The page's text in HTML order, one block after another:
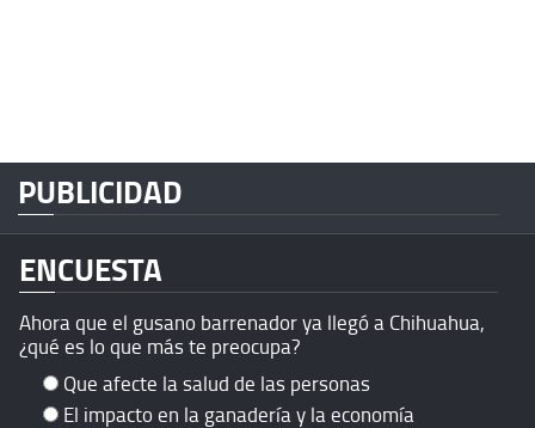
PUBLICIDAD
ENCUESTA
Ahora que el gusano barrenador ya llegó a Chihuahua,
¿qué es lo que más te preocupa?
Que afecte la salud de las personas
El impacto en la ganadería y la economía